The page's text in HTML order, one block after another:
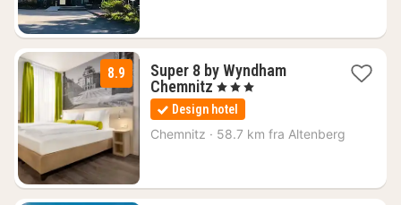
8.9
Super 8 by Wyndham
Chemnitz1
nat
fra
440
, 3 Stjerner
Design hotel
Chemnitz · 58.7 km fra Altenberg